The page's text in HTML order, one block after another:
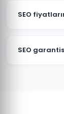
Profile
SEO
ve
SEO